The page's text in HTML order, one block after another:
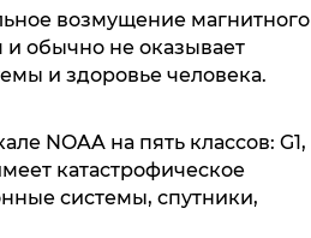
возмущение магнитного
и обычно не оказывает
и здоровье человека.
NOAA на пять классов: G1,
катастрофическое
системы, спутники,